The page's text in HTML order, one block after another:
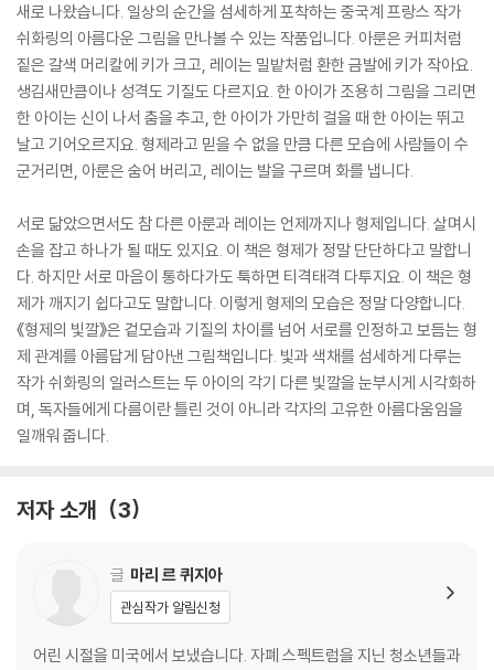
새로 나왔습니다. 일상의 순간을 섬세하게 포착하는 중국계 프랑스 작가
쉬화링의 아름다운 그림을 만나볼 수 있는 작품입니다. 아룬은 커피처럼
짙은 갈색 머리칼에 키가 크고, 레이는 밀밭처럼 환한 금발에 키가 작아요.
생김새만큼이나 성격도 기질도 다르지요. 한 아이가 조용히 그림을 그리면
한 아이는 신이 나서 춤을 추고, 한 아이가 가만히 걸을 때 한 아이는 뛰고
날고 기어오르지요. 형제라고 믿을 수 없을 만큼 다른 모습에 사람들이 수
군거리면, 아룬은 숨어 버리고, 레이는 발을 구르며 화를 냅니다.
서로 닮았으면서도 참 다른 아룬과 레이는 언제까지나 형제입니다. 살며시
손을 잡고 하나가 될 때도 있지요. 이 책은 형제가 정말 단단하다고 말합니
다. 하지만 서로 마음이 통하다가도 툭하면 티격태격 다투지요. 이 책은 형
제가 깨지기 쉽다고도 말합니다. 이렇게 형제의 모습은 정말 다양합니다.
《형제의 빛깔》은 겉모습과 기질의 차이를 넘어 서로를 인정하고 보듬는 형
제 관계를 아름답게 담아낸 그림책입니다. 빛과 색채를 섬세하게 다루는
작가 쉬화링의 일러스트는 두 아이의 각기 다른 빛깔을 눈부시게 시각화하
며, 독자들에게 다름이란 틀린 것이 아니라 각자의 고유한 아름다움임을
일깨워 줍니다.
저자 소개 3
글 마리 르 퀴지아
관심작가 알림신청
어린 시절을 미국에서 보냈습니다. 자폐 스펙트럼을 지닌 청소년들과